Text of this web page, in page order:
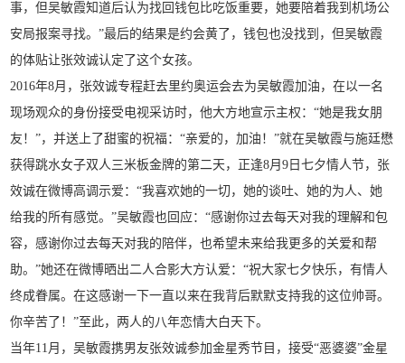
事，但吴敏霞知道后认为找回钱包比吃饭重要，她要陪着我到机场公
安局报案寻找。”最后的结果是约会黄了，钱包也没找到，但吴敏霞
的体贴让张效诚认定了这个女孩。
2016年8月，张效诚专程赶去里约奥运会去为吴敏霞加油，在以一名
现场观众的身份接受电视采访时，他大方地宣示主权：“她是我女朋
友！”，并送上了甜蜜的祝福：“亲爱的，加油！”就在吴敏霞与施廷懋
获得跳水女子双人三米板金牌的第二天，正逢8月9日七夕情人节，张
效诚在微博高调示爱：“我喜欢她的一切，她的谈吐、她的为人、她
给我的所有感觉。”吴敏霞也回应：“感谢你过去每天对我的理解和包
容，感谢你过去每天对我的陪伴，也希望未来给我更多的关爱和帮
助。”她还在微博晒出二人合影大方认爱：“祝大家七夕快乐，有情人
终成眷属。在这感谢一下一直以来在我背后默默支持我的这位帅哥。
你辛苦了！”至此，两人的八年恋情大白天下。
当年11月，吴敏霞携男友张效诚参加金星秀节目，接受“恶婆婆”金星